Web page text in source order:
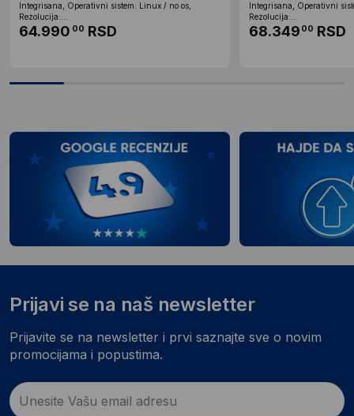
Integrisana, Operativni sistem: Linux / no os,
Rezolucija:...
64.990 00 RSD
Integrisana, Operativni
Rezolucija:...
68.349 00 RSD
Prijavi se na naš newsletter
Prijavite se na newsletter i prvi saznajte sve o novim
promocijama i popustima.